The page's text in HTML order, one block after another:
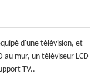
d'une télévision, et
au mur, un téléviseur LCD
TV..